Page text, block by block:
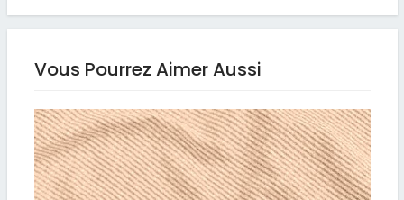
Vous Pourrez Aimer Aussi